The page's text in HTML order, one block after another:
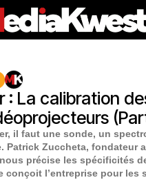
: La calibration
il faut une sonde, un
Patrick Zuccheta, fondateur
précise les spécificités
conçoit l’entreprise pour les